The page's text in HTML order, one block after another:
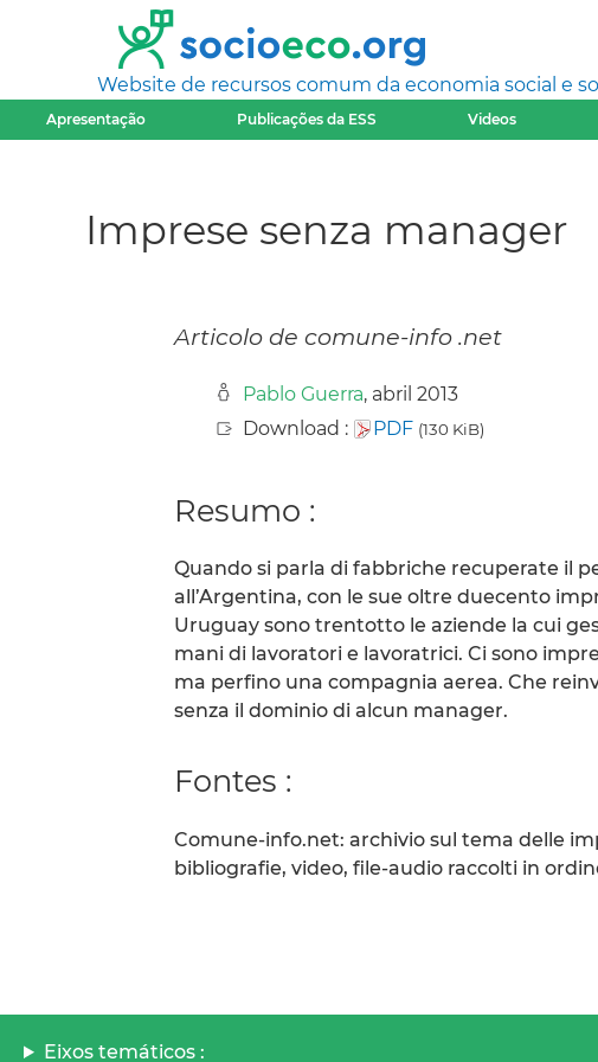
Website de recursos comum da economia social e
Apresentação Publicações da ESS Videos
Imprese senza manager
Articolo de comune-info .net
Pablo Guerra, abril 2013
Download :
PDF (130 KiB)
Resumo :
Quando si parla di fabbriche recuperate il
all’Argentina, con le sue oltre duecento
Uruguay sono trentotto le aziende la cui
mani di lavoratori e lavoratrici. Ci sono
ma perfino una compagnia aerea. Che
senza il dominio di alcun manager.
Fontes :
Comune-info.net: archivio sul tema delle
bibliografie, video, file-audio raccolti in
Eixos temáticos :